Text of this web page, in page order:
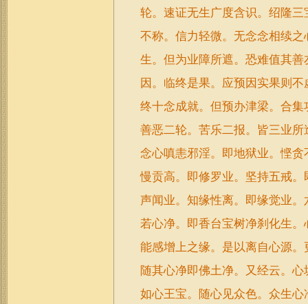
轮。速证无生广度含识。绍隆
不称。信力轻微。无念念相续
生。但为业障所遮。恐难值其
因。临终是果。应预因实果则
终十念成就。但预办津梁。合
善恶二轮。苦乐二报。皆三业
念心嗔恚邪淫。即地狱业。悭
慢贡高。即修罗业。坚持五戒
声闻业。知缘性离。即缘觉业
若心净。即香台宝树净刹化生
能感增上之缘。是以离自心源
随其心净即佛土净。又经云。
如心王宝。随心见众色。众生